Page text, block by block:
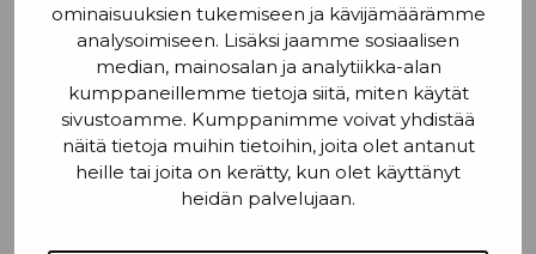
ominaisuuksien tukemiseen ja kävijämäärämme
analysoimiseen. Lisäksi jaamme sosiaalisen
median, mainosalan ja analytiikka-alan
kumppaneillemme tietoja siitä, miten käytät
sivustoamme. Kumppanimme voivat yhdistää
näitä tietoja muihin tietoihin, joita olet antanut
heille tai joita on kerätty, kun olet käyttänyt
heidän palvelujaan.